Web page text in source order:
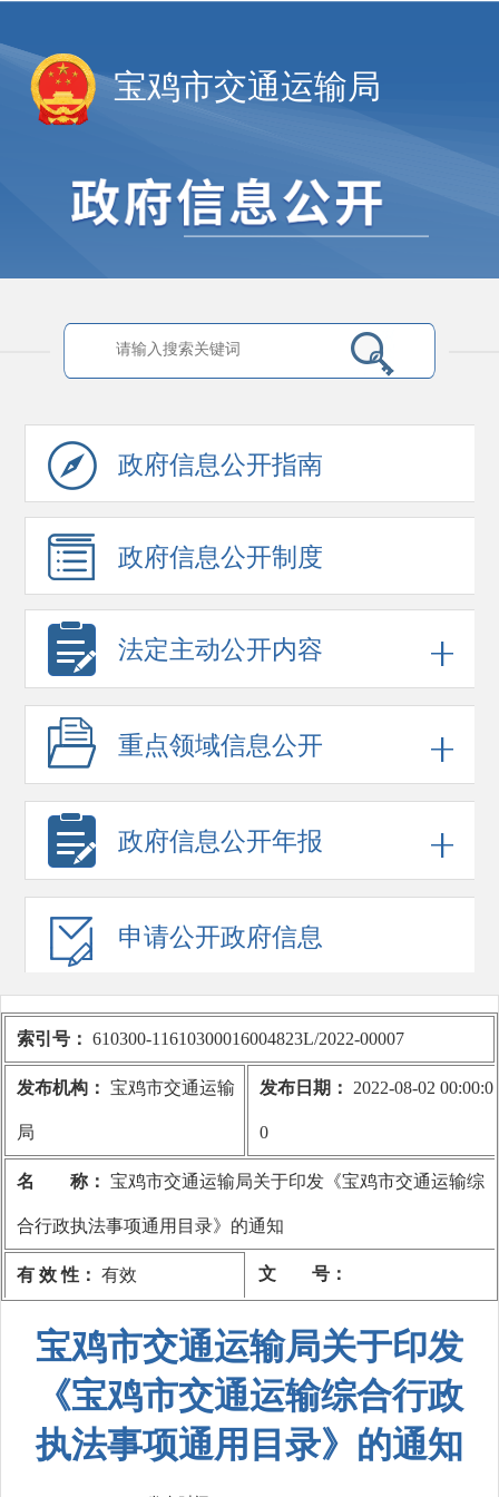
宝鸡市交通运输局
政府信息公开指南
政府信息公开制度
法定主动公开内容
重点领域信息公开
政府信息公开年报
申请公开政府信息
索引号： 610300-11610300016004823L/2022-00007
发布机构： 宝鸡市交通运输
局
发布日期： 2022-08-02 00:00:0
0
名 称： 宝鸡市交通运输局关于印发《宝鸡市交通运输综
合行政执法事项通用目录》的通知
有 效 性： 有效 文 号：
宝鸡市交通运输局关于印发
《宝鸡市交通运输综合行政
执法事项通用目录》的通知